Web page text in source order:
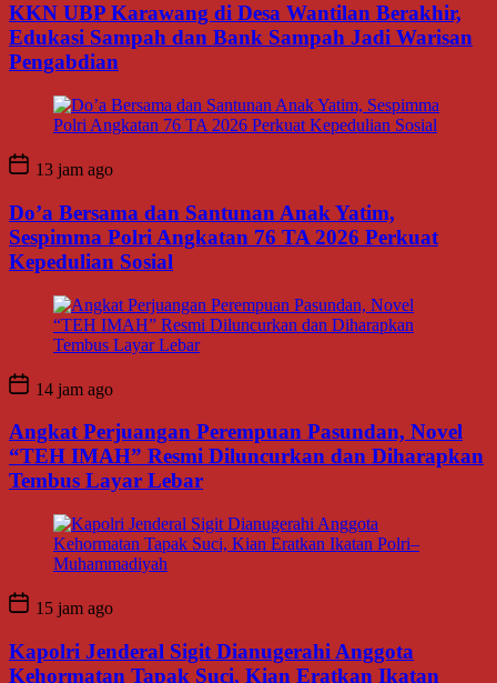
KKN UBP Karawang di Desa Wantilan Berakhir,
Edukasi Sampah dan Bank Sampah Jadi Warisan
Pengabdian
13 jam ago
Do’a Bersama dan Santunan Anak Yatim,
Sespimma Polri Angkatan 76 TA 2026 Perkuat
Kepedulian Sosial
14 jam ago
Angkat Perjuangan Perempuan Pasundan, Novel
“TEH IMAH” Resmi Diluncurkan dan Diharapkan
Tembus Layar Lebar
15 jam ago
Kapolri Jenderal Sigit Dianugerahi Anggota
Kehormatan Tapak Suci, Kian Eratkan Ikatan